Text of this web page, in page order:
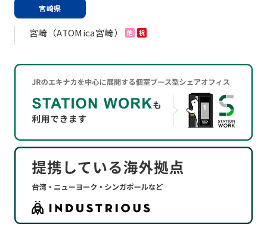
宮崎県
宮崎（ATOMica宮崎） 他 祝